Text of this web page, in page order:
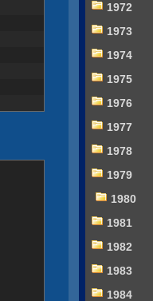
1972
1973
1974
1975
1976
1977
1978
1979
1980
1981
1982
1983
1984